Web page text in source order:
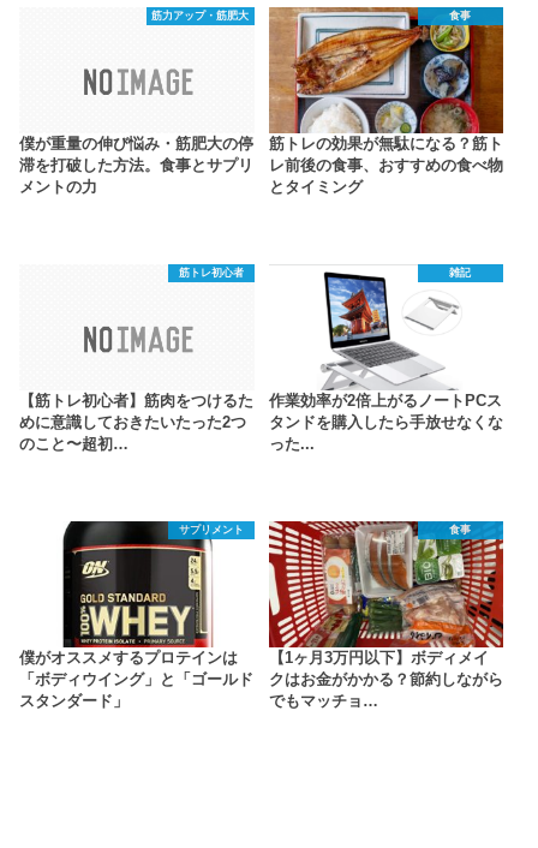
筋力アップ・筋肥大
僕が重量の伸び悩み・筋肥大の停
滞を打破した方法。食事とサプリ
メントの力
食事
筋トレの効果が無駄になる？筋ト
レ前後の食事、おすすめの食べ物
とタイミング
筋トレ初心者
【筋トレ初心者】筋肉をつけるた
めに意識しておきたいたった2つ
のこと〜超初…
雑記
作業効率が2倍上がるノートPCス
タンドを購入したら手放せなくな
った...
サプリメント
僕がオススメするプロテインは
「ボディウイング」と「ゴールド
スタンダード」
食事
【1ヶ月3万円以下】ボディメイ
クはお金がかかる？節約しながら
でもマッチョ…